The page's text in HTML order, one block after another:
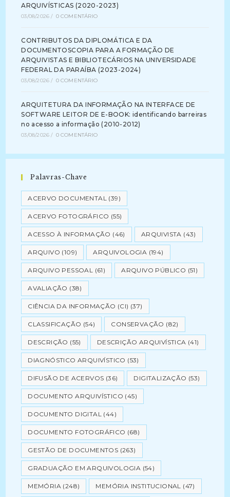
ARQUIVÍSTICAS (2020-2023)
03/08/2026 / 0 COMENTÁRIO
CONTRIBUTOS DA DIPLOMÁTICA E DA
DOCUMENTOSCOPIA PARA A FORMAÇÃO DE
ARQUIVISTAS E BIBLIOTECÁRIOS NA UNIVERSIDADE
FEDERAL DA PARAÍBA (2023-2024)
03/08/2026 / 0 COMENTÁRIO
ARQUITETURA DA INFORMAÇÃO NA INTERFACE DE
SOFTWARE LEITOR DE E-BOOK: identificando barreiras
no acesso a informação (2010-2012)
03/08/2026 / 0 COMENTÁRIO
Palavras-Chave
ACERVO DOCUMENTAL (39)
ACERVO FOTOGRÁFICO (55)
ACESSO À INFORMAÇÃO (46) ARQUIVISTA (43)
ARQUIVO (109) ARQUIVOLOGIA (194)
ARQUIVO PESSOAL (61) ARQUIVO PÚBLICO (51)
AVALIAÇÃO (38)
CIÊNCIA DA INFORMAÇÃO (CI) (37)
CLASSIFICAÇÃO (54) CONSERVAÇÃO (82)
DESCRIÇÃO (55) DESCRIÇÃO ARQUIVÍSTICA (41)
DIAGNÓSTICO ARQUIVÍSTICO (53)
DIFUSÃO DE ACERVOS (36) DIGITALIZAÇÃO (53)
DOCUMENTO ARQUIVÍSTICO (45)
DOCUMENTO DIGITAL (44)
DOCUMENTO FOTOGRÁFICO (68)
GESTÃO DE DOCUMENTOS (263)
GRADUAÇÃO EM ARQUIVOLOGIA (54)
MEMÓRIA (248) MEMÓRIA INSTITUCIONAL (47)